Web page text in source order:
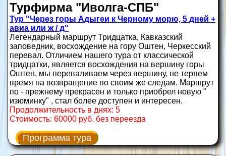
Турфирма "Иволга-СПБ"
Тур "Через горы Адыгеи к Черному морю, 5 дней +
авиа или ж / д"
Легендарный маршрут Тридцатка, Кавказский
заповедник, восхождение на гору Оштен, Черкесский
перевал. Отличием нашего тура от классической
тридцатки, является восхождения на вершину горы
Оштен, мы переваливаем через вершину, не теряем
время на возвращение по своим же следам. Маршрут
по - прежнему прекрасен и только приобрел новую "
изюминку" , стал более доступен и интересен.
Продолжительность в днях: 5
Стоимость: 60000 руб. без переезда
Программа тура